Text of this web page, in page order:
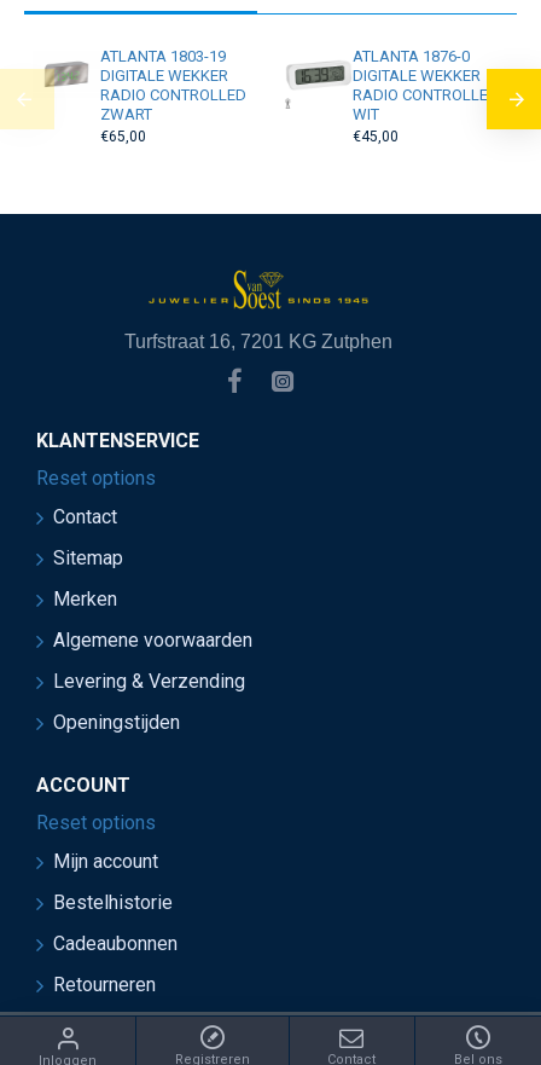
ATLANTA 1803-19
DIGITALE WEKKER
RADIO CONTROLLED
ZWART
€65,00
ATLANTA 1876-0
DIGITALE WEKKER
RADIO CONTROLLED
WIT
€45,00
Turfstraat 16, 7201 KG Zutphen
KLANTENSERVICE
Reset options
Contact
Sitemap
Merken
Algemene voorwaarden
Levering & Verzending
Openingstijden
ACCOUNT
Reset options
Mijn account
Bestelhistorie
Cadeaubonnen
Retourneren
2021 Juwelier van Soest - Ontwikkeld door OnlineBouwers
Inloggen Registreren Contact Bel ons